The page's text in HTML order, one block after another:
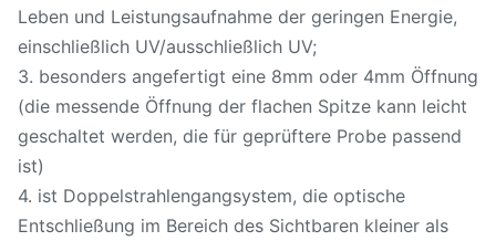
Leben und Leistungsaufnahme der geringen Energie,
einschließlich UV/ausschließlich UV;
3. besonders angefertigt eine 8mm oder 4mm Öffnung
(die messende Öffnung der flachen Spitze kann leicht
geschaltet werden, die für geprüftere Probe passend
ist)
4. ist Doppelstrahlengangsystem, die optische
Entschließung im Bereich des Sichtbaren kleiner als